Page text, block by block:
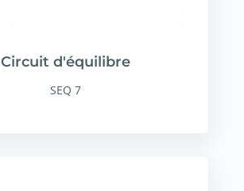
Circuit d'équilibre
SEQ 7